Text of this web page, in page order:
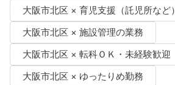
大阪市北区 × 育児支援（託児所など）
大阪市北区 × 施設管理の業務
大阪市北区 × 転科ＯＫ・未経験歓迎
大阪市北区 × ゆったりめ勤務